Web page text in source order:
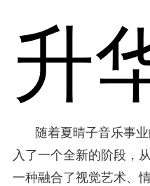
升
随着夏晴子音乐事
入了一个全新的阶段，
一种融合了视觉艺术、